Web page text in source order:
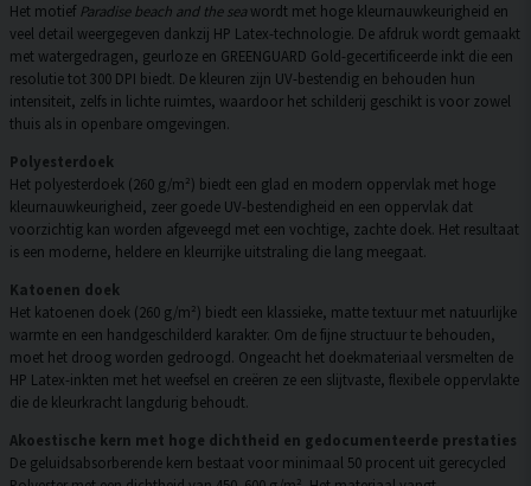
Het motief Paradise beach and the sea wordt met hoge kleurnauwkeurigheid en
veel detail weergegeven dankzij HP Latex-technologie. De afdruk wordt gemaakt
met watergedragen, geurloze en GREENGUARD Gold-gecertificeerde inkt die een
resolutie tot 300 DPI biedt. De kleuren zijn UV-bestendig en behouden hun
intensiteit, zelfs in lichte ruimtes, waardoor het schilderij geschikt is voor zowel
thuis als in openbare omgevingen.
Polyesterdoek
Het polyesterdoek (260 g/m²) biedt een glad en modern oppervlak met hoge
kleurnauwkeurigheid, zeer goede UV-bestendigheid en een oppervlak dat
voorzichtig kan worden afgeveegd met een vochtige, zachte doek. Het resultaat
is een moderne, heldere en kleurrijke uitstraling die lang meegaat.
Katoenen doek
Het katoenen doek (260 g/m²) biedt een klassieke, matte textuur met natuurlijke
warmte en een handgeschilderd karakter. Om de fijne structuur te behouden,
moet het droog worden gedroogd. Ongeacht het doekmateriaal versmelten de
HP Latex-inkten met het weefsel en creëren ze een slijtvaste, flexibele oppervlakte
die de kleurkracht langdurig behoudt.
Akoestische kern met hoge dichtheid en gedocumenteerde prestaties
De geluidsabsorberende kern bestaat voor minimaal 50 procent uit gerecycled